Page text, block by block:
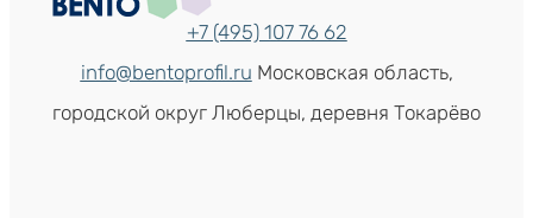
+7 (495) 107 76 62
info@bentoprofil.ru Московская область,
городской округ Люберцы, деревня Токарёво